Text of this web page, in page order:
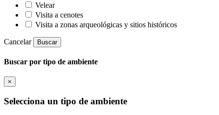
Velear
Visita a cenotes
Visita a zonas arqueológicas y sitios históricos
Cancelar Buscar
Buscar por tipo de ambiente
×
Selecciona un tipo de ambiente